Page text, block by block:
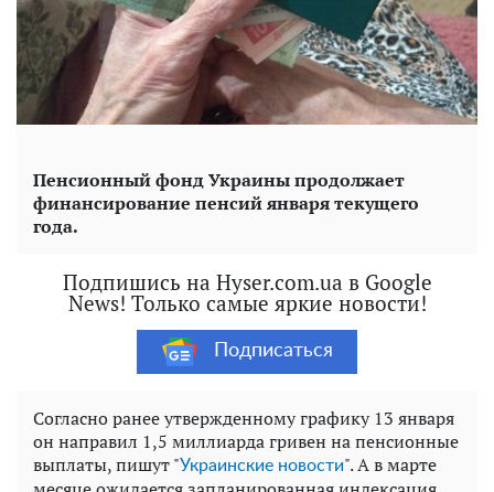
Пенсионный фонд Украины продолжает
финансирование пенсий января текущего
года.
Подпишись на Hyser.com.ua в Google
News! Только самые яркие новости!
Подписаться
Согласно ранее утвержденному графику 13 января
он направил 1,5 миллиарда гривен на пенсионные
выплаты, пишут "Украинские новости". А в марте